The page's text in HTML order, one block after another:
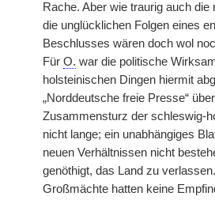
Rache. Aber wie traurig auch
die unglücklichen Folgen eines
Beschlusses wären doch wol
Für O. war die politische
holsteinischen Dingen hiermit
„Norddeutsche freie Presse“
Zusammensturz der schleswig-
nicht lange; ein unabhängiges
neuen Verhältnissen nicht
genöthigt, das Land zu
Großmächte hatten keine